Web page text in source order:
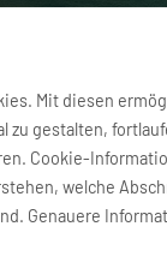
Mit diesen
zu gestalten,
Cookie-
welche
Genauere